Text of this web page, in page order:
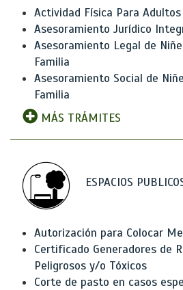
Actividad Física Para
Asesoramiento Jurídico
Asesoramiento Legal de
Familia
Asesoramiento Social de
Familia
MÁS TRÁMITES
ESPACIOS
Autorización para Colocar
Certificado Generadores de
Peligrosos y/o Tóxicos
Corte de pasto en casos